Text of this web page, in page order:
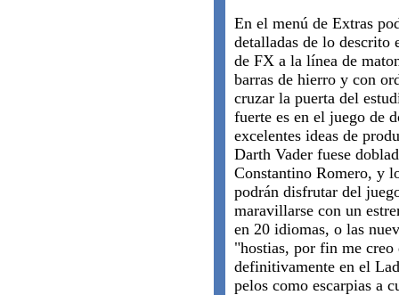
En el menú de Extras
detalladas de lo descrito
de FX a la línea de
barras de hierro y con
cruzar la puerta del
fuerte es en el juego de
excelentes ideas de
Darth Vader fuese
Constantino Romero, y
podrán disfrutar del
maravillarse con un
en 20 idiomas, o las
"hostias, por fin me
definitivamente en el
pelos como escarpias a